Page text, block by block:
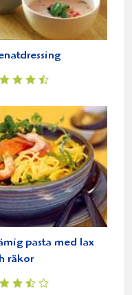
pasta med lax
räkor